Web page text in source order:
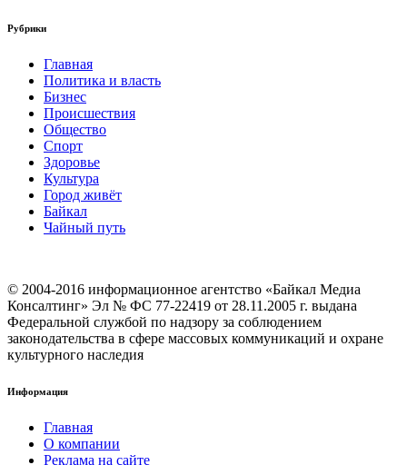
Рубрики
Главная
Политика и власть
Бизнес
Происшествия
Общество
Cпорт
Здоровье
Культура
Город живёт
Байкал
Чайный путь
© 2004-2016 информационное агентство «Байкал Медиа
Консалтинг» Эл № ФС 77-22419 от 28.11.2005 г. выдана
Федеральной службой по надзору за соблюдением
законодательства в сфере массовых коммуникаций и охране
культурного наследия
Информация
Главная
О компании
Реклама на сайте